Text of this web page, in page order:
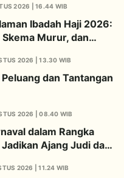
2026 | 16.44 WIB
Ibadah Haji 2026:
Murur, dan
2026 | 13.30 WIB
dan Tantangan
2026 | 08.40 WIB
dalam Rangka
Jadikan Ajang Judi dan
2026 | 11.24 WIB